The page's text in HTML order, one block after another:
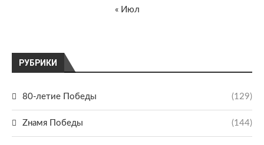
РУБРИКИ
80-летие Победы (129)
Zнамя Победы (144)
« Июл